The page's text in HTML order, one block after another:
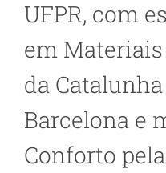
UFPR, com
em
da
Barcelona e
Conforto